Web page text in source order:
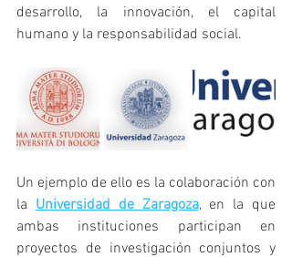
desarrollo, la innovación, el capital
humano y la responsabilidad social.
Un ejemplo de ello es la colaboración con
la Universidad de Zaragoza, en la que
ambas instituciones participan en
proyectos de investigación conjuntos y